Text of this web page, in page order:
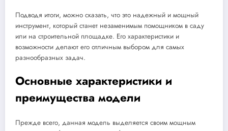
Подводя итоги, можно сказать, что это надежный и мощный
инструмент, который станет незаменимым помощником в саду
или на строительной площадке. Его характеристики и
возможности делают его отличным выбором для самых
разнообразных задач.
Основные характеристики и
преимущества модели
Прежде всего, данная модель выделяется своим мощным